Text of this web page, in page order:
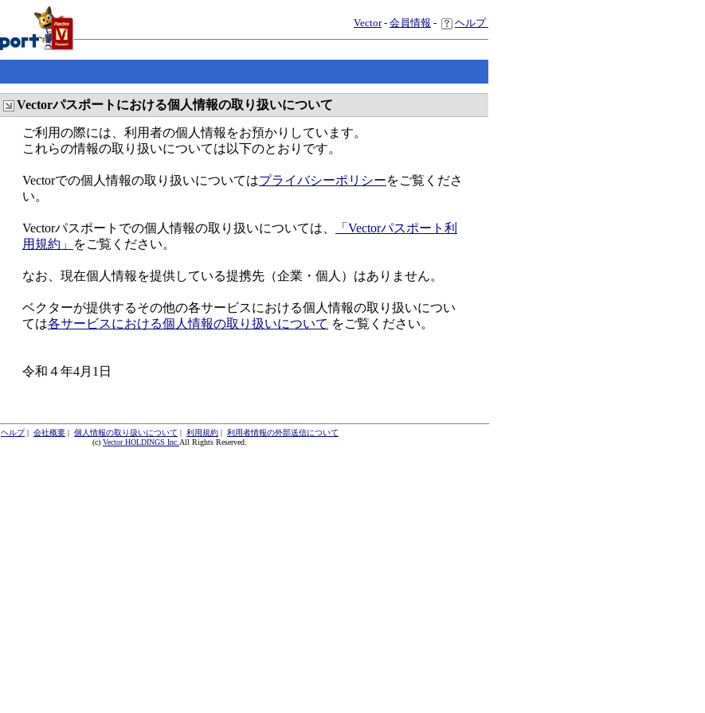
Vector- 会員情報 - ヘルプ
Vectorパスポートにおける個人情報の取り扱いについて
ご利用の際には、利用者の個人情報をお預かりしています。
これらの情報の取り扱いについては以下のとおりです。
Vectorでの個人情報の取り扱いについてはプライバシーポリシーをご覧くださ
い。
Vectorパスポートでの個人情報の取り扱いについては、
「Vectorパスポート利
用規約」
をご覧ください。
なお、現在個人情報を提供している提携先（企業・個人）はありません。
ベクターが提供するその他の各サービスにおける個人情報の取り扱いについ
ては各サービスにおける個人情報の取り扱いについて をご覧ください。
令和４年4月1日
ヘルプ| 会社概要 | 個人情報の取り扱いについて | 利用規約 | 利用者情報の外部送信について
(c) Vector HOLDINGS Inc. All Rights Reserved.